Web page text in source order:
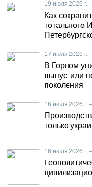
19 июля 2026 г.
Как
тотального
17 июля 2026 г.
В Горном
выпустили
поколения
16 июля 2026 г.
только
16 июля 2026 г.